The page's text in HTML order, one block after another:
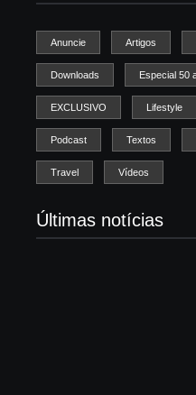
Anuncie Artigos
Downloads Especial 50
EXCLUSIVO Lifestyle
Podcast Textos
Travel Vídeos
Últimas notícias